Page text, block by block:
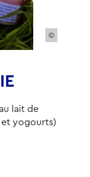
©
lait de
yogourts)